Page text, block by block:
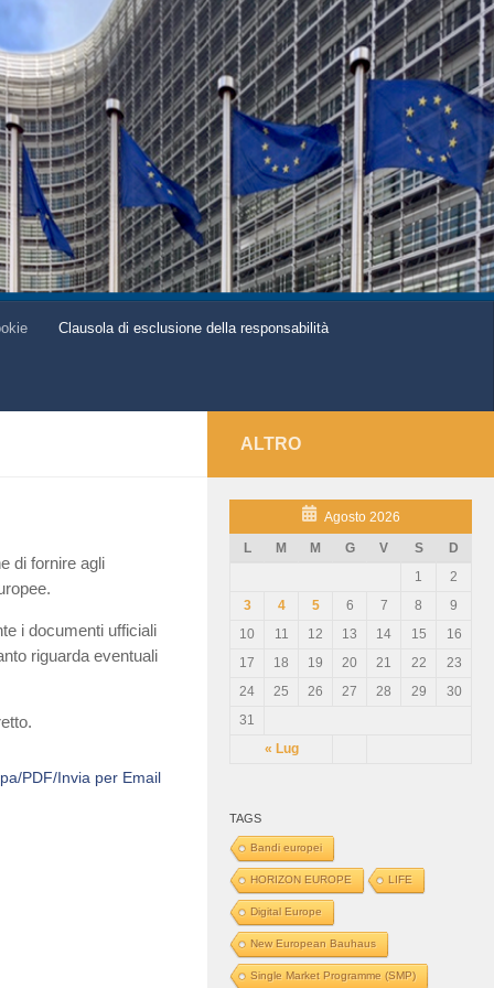
Clausola di esclusione della responsabilità
di fornire agli
i documenti ufficiali
riguarda eventuali
PDF/Invia per Email
ALTRO
Agosto 2026
L
M M G V S D
« Lug
1
2
3
4 5 6 7 8
9
10
11 12 13 14 15
16
17
18 19 20 21 22
23
24
25 26 27 28 29
30
31
TAGS
Bandi europei
HORIZON EUROPE LIFE
Digital Europe
New European Bauhaus
Single Market Programme (SMP)